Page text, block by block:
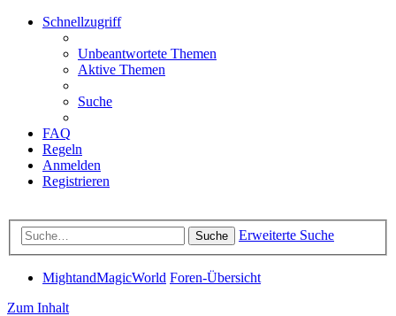
Schnellzugriff
Unbeantwortete Themen
Aktive Themen
Suche
FAQ
Regeln
Anmelden
Registrieren
Suche Erweiterte Suche
MightandMagicWorld Foren-Übersicht
Zum Inhalt